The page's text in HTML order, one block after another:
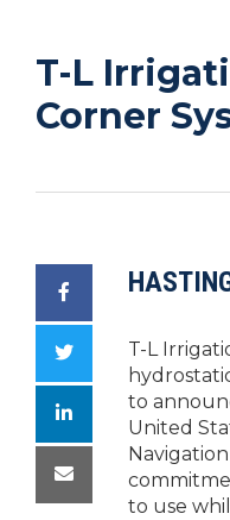
T-L
Corner
T-L
to
United
to use